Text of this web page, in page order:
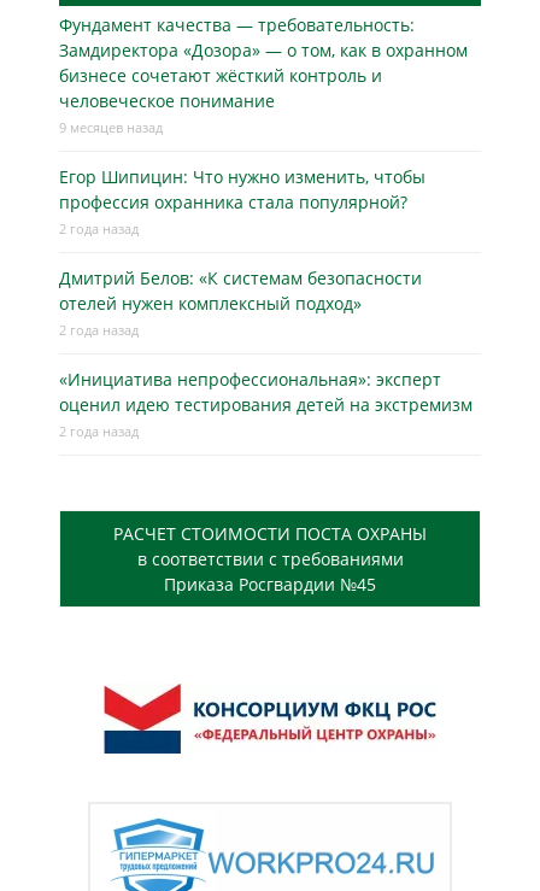
Фундамент качества — требовательность:
Замдиректора «Дозора» — о том, как в охранном
бизнесe сочетают жёсткий контроль и
человеческое понимание
9 месяцев назад
Егор Шипицин: Что нужно изменить, чтобы
профессия охранника стала популярной?
2 года назад
Дмитрий Белов: «К системам безопасности
отелей нужен комплексный подход»
2 года назад
«Инициатива непрофессиональная»: эксперт
оценил идею тестирования детей на экстремизм
2 года назад
РАСЧЕТ СТОИМОСТИ ПОСТА ОХРАНЫ
в соответствии с требованиями
Приказа Росгвардии №45